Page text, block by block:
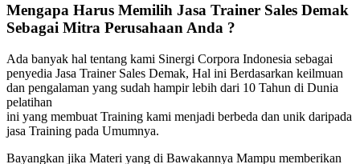
Mengapa Harus Memilih Jasa Trainer Sales Demak
Sebagai Mitra Perusahaan Anda ?
Ada banyak hal tentang kami Sinergi Corpora Indonesia sebagai
penyedia Jasa Trainer Sales Demak, Hal ini Berdasarkan keilmuan
dan pengalaman yang sudah hampir lebih dari 10 Tahun di Dunia
pelatihan
ini yang membuat Training kami menjadi berbeda dan unik daripada
jasa Training pada Umumnya.
Bayangkan jika Materi yang di Bawakannya Mampu memberikan